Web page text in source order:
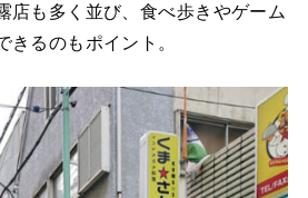
店も多く並び、食べ歩きやゲーム
きるのもポイント。